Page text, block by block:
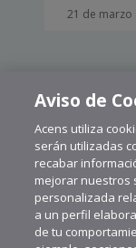
21 de marzo
Aviso de
Acens utiliza
serán utilizadas
recabar
mejorar nuestros
personalizada
a un perfil
de tu